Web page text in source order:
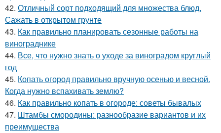
42. Отличный сорт подходящий для множества блюд.
Сажать в открытом грунте
43. Как правильно планировать сезонные работы на
винограднике
44. Все, что нужно знать о уходе за виноградом круглый
год
45. Копать огород правильно вручную осенью и весной.
Когда нужно вспахивать землю?
46. Как правильно копать в огороде: советы бывалых
47. Штамбы смородины: разнообразие вариантов и их
преимущества